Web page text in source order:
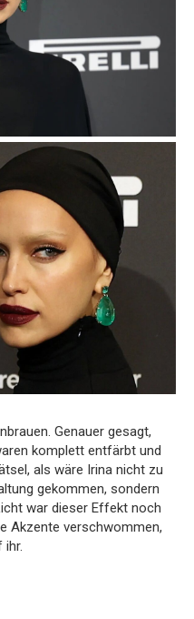
Genauer gesagt,
komplett entfärbt und
als wäre Irina nicht zu
gekommen, sondern
war dieser Effekt noch
Akzente verschwommen,
ihr.